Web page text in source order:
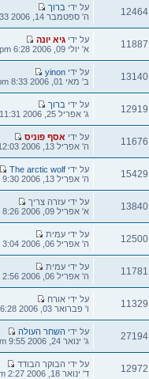
12464
הודעה
אחרונה
על ידי ברוך
ה' ספטמבר 14, 2006 6:33 pm
11887
הודעה
אחרונה
על ידי גיא יונה
א' יולי 09, 2006 6:28 pm
13140
הודעה
אחרונה
על ידי yinon
ב' מאי 01, 2006 8:33 pm
12919
הודעה
אחרונה
על ידי ברוך
ג' אפריל 25, 2006 11:31 pm
11676
הודעה
אחרונה
על ידי אסף פוניס
ה' אפריל 13, 2006 12:03 pm
15429
הודעה
אחרונה
על ידי The arctic wolf
ה' אפריל 13, 2006 9:30 am
13840
הודעה
אחרונה
על ידי עזרה צריך
א' אפריל 09, 2006 8:26 pm
12500
הודעה
אחרונה
על ידי עמית
ה' אפריל 06, 2006 3:04 pm
11781
הודעה
אחרונה
על ידי עמית
ה' אפריל 06, 2006 2:56 pm
11329
הודעה
אחרונה
על ידי אורח
ו' פברואר 03, 2006 6:28 pm
27194
הודעה
אחרונה
על ידי השחר העולה
ג' ינואר 24, 2006 9:55 am
12972
הודעה
אחרונה
על ידי הבוקר הבודד
ד' ינואר 18, 2006 2:27 pm